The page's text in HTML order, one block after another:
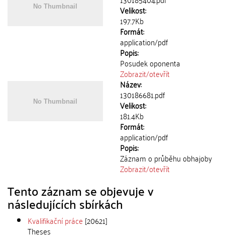
Velikost:
197.7Kb
Formát:
application/pdf
Popis:
Posudek oponenta
Zobrazit/otevřít
Název:
130186681.pdf
Velikost:
181.4Kb
Formát:
application/pdf
Popis:
Záznam o průběhu obhajoby
Zobrazit/otevřít
Tento záznam se objevuje v
následujících sbírkách
Kvalifikační práce [20621]
Theses